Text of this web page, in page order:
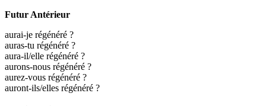
Futur Antérieur
aurai-je régénéré ?
auras-tu régénéré ?
aura-il/elle régénéré ?
aurons-nous régénéré ?
aurez-vous régénéré ?
auront-ils/elles régénéré ?